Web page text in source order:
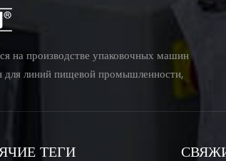
на производстве упаковочных машин
линий пищевой промышленности,
машины и др.
ТЕГИ